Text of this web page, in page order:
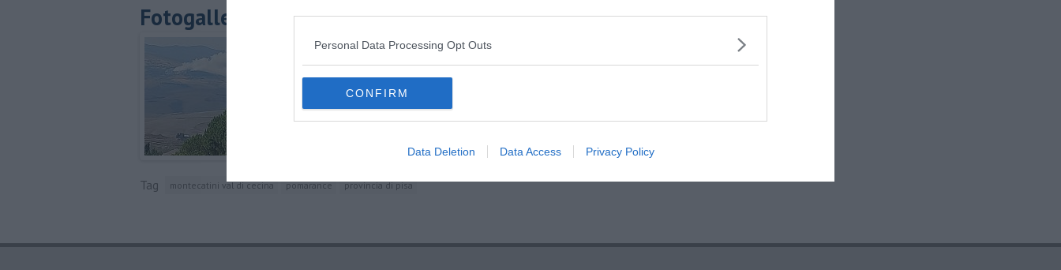
Personal Data Processing Opt Outs
CONFIRM
Data Deletion Data Access Privacy Policy
Fotogallery
Tag montecatini val di cecina pomarance provincia di pisa